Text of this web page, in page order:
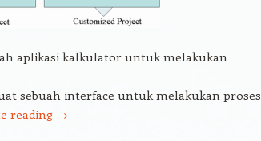
aplikasi kalkulator untuk melakukan
sebuah interface untuk melakukan proses
reading →